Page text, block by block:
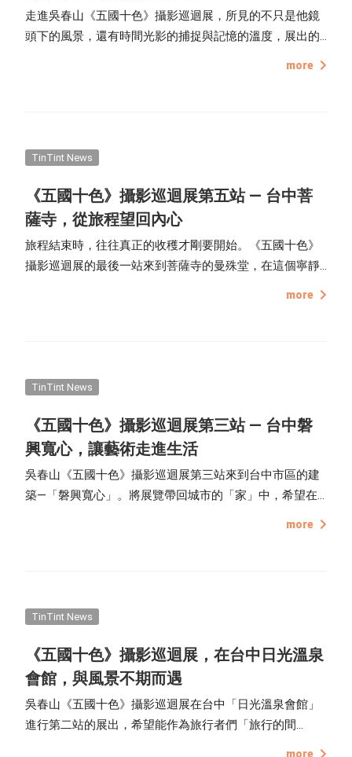
走進吳春山《五國十色》攝影巡迴展，所見的不只是他鏡
頭下的風景，還有時間光影的捕捉與記憶的溫度，展出的
more
TinTint News
《五國十色》攝影巡迴展第五站 — 台中菩
薩寺，從旅程望回內心
旅程結束時，往往真正的收穫才剛要開始。《五國十色》
攝影巡迴展的最後一站來到菩薩寺的曼殊堂，在這個寧靜
more
TinTint News
《五國十色》攝影巡迴展第三站 — 台中磐
興寬心，讓藝術走進生活
吳春山《五國十色》攝影巡迴展第三站來到台中市區的建
築—「磐興寬心」。將展覽帶回城市的「家」中，希望在
more
TinTint News
《五國十色》攝影巡迴展，在台中日光溫泉
會館，與風景不期而遇
吳春山《五國十色》攝影巡迴展在台中「日光溫泉會館」
進行第二站的展出，希望能作為旅行者們「旅行的間
more